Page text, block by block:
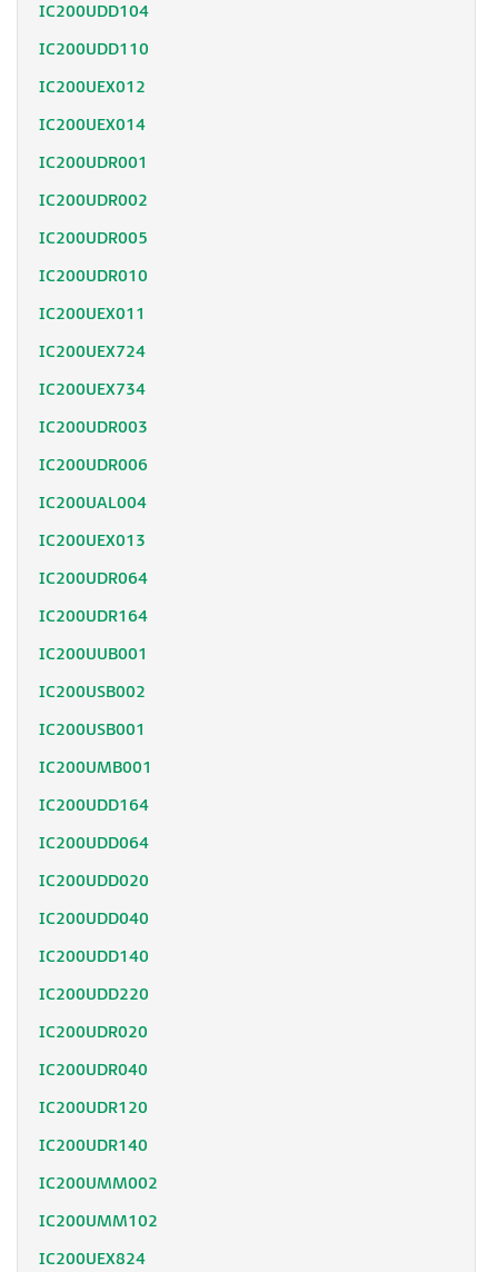
IC200UDD104
IC200UDD110
IC200UEX012
IC200UEX014
IC200UDR001
IC200UDR002
IC200UDR005
IC200UDR010
IC200UEX011
IC200UEX724
IC200UEX734
IC200UDR003
IC200UDR006
IC200UAL004
IC200UEX013
IC200UDR064
IC200UDR164
IC200UUB001
IC200USB002
IC200USB001
IC200UMB001
IC200UDD164
IC200UDD064
IC200UDD020
IC200UDD040
IC200UDD140
IC200UDD220
IC200UDR020
IC200UDR040
IC200UDR120
IC200UDR140
IC200UMM002
IC200UMM102
IC200UEX824